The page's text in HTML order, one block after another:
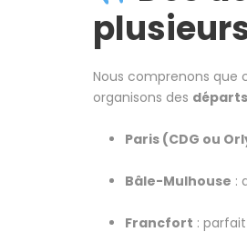
Nous comprenons que
organisons des
Paris (CDG ou
Bâle-Mulhouse :
Francfort :